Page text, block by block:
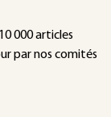
000 articles
par nos comités